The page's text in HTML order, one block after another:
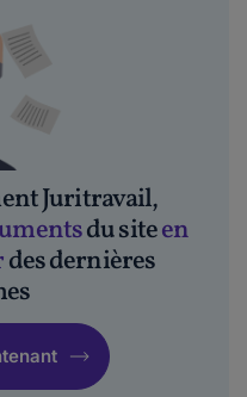
Juritravail,
du siteen
des dernières